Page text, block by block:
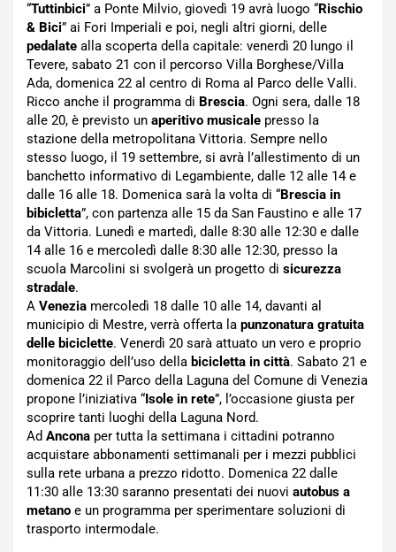
“Tuttinbici” a Ponte Milvio, giovedì 19 avrà luogo “Rischio
& Bici” ai Fori Imperiali e poi, negli altri giorni, delle
pedalate alla scoperta della capitale: venerdì 20 lungo il
Tevere, sabato 21 con il percorso Villa Borghese/Villa
Ada, domenica 22 al centro di Roma al Parco delle Valli.
Ricco anche il programma di Brescia. Ogni sera, dalle 18
alle 20, è previsto un aperitivo musicale presso la
stazione della metropolitana Vittoria. Sempre nello
stesso luogo, il 19 settembre, si avrà l’allestimento di un
banchetto informativo di Legambiente, dalle 12 alle 14 e
dalle 16 alle 18. Domenica sarà la volta di “Brescia in
bibicletta”, con partenza alle 15 da San Faustino e alle 17
da Vittoria. Lunedì e martedì, dalle 8:30 alle 12:30 e dalle
14 alle 16 e mercoledì dalle 8:30 alle 12:30, presso la
scuola Marcolini si svolgerà un progetto di sicurezza
stradale.
A Venezia mercoledì 18 dalle 10 alle 14, davanti al
municipio di Mestre, verrà offerta la punzonatura gratuita
delle biciclette. Venerdì 20 sarà attuato un vero e proprio
monitoraggio dell’uso della bicicletta in città. Sabato 21 e
domenica 22 il Parco della Laguna del Comune di Venezia
propone l’iniziativa “ Isole in rete”, l’occasione giusta per
scoprire tanti luoghi della Laguna Nord.
Ad Ancona per tutta la settimana i cittadini potranno
acquistare abbonamenti settimanali per i mezzi pubblici
sulla rete urbana a prezzo ridotto. Domenica 22 dalle
11:30 alle 13:30 saranno presentati dei nuovi autobus a
metano e un programma per sperimentare soluzioni di
trasporto intermodale.